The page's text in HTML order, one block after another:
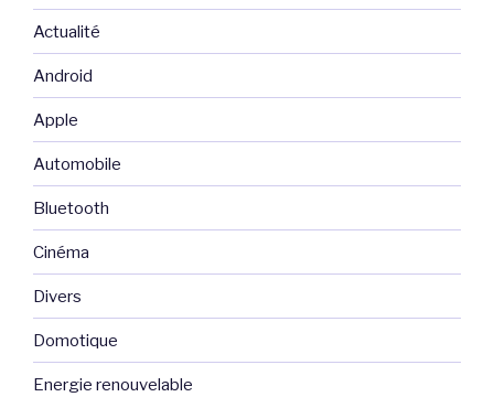
Actualité
Android
Apple
Automobile
Bluetooth
Cinéma
Divers
Domotique
Energie renouvelable